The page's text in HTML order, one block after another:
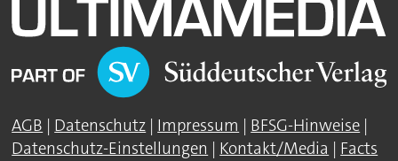
AGB | Datenschutz | Impressum | BFSG-Hinweise |
Datenschutz-Einstellungen | Kontakt/Media | Facts